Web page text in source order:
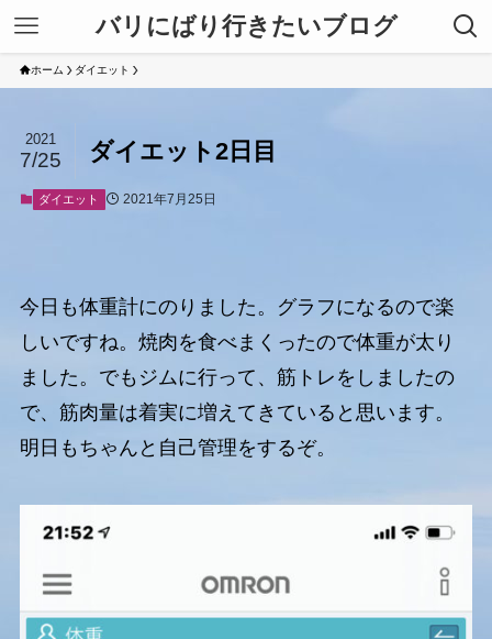
バリにばり行きたいブログ
ホーム ダイエット
ダイエット2日目
2021
7/25
ダイエット 2021年7月25日
今日も体重計にのりました。グラフになるので楽
しいですね。焼肉を食べまくったので体重が太り
ました。でもジムに行って、筋トレをしましたの
で、筋肉量は着実に増えてきていると思います。
明日もちゃんと自己管理をするぞ。